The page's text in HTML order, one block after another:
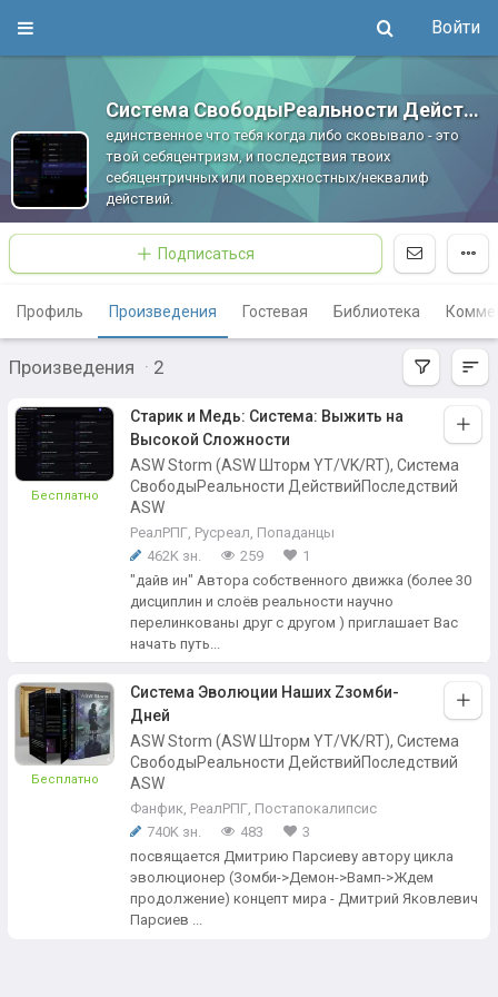
Войти
Система СвободыРеальности ДействийПоследствий ASW
единственное что тебя когда либо сковывало - это
твой себяцентризм, и последствия твоих
себяцентричных или поверхностных/неквалиф
действий.
Подписаться
Профиль Произведения Гостевая Библиотека
Произведения · 2
Бесплатно
Старик и Медь: Система: Выжить на
Высокой Сложности
ASW Storm (ASW Шторм YT/VK/RT), Система
СвободыРеальности ДействийПоследствий
ASW
РеалРПГ, Русреал, Попаданцы
462K зн.
259
1
"дайв ин" Автора собственного движка (более 30
дисциплин и слоёв реальности научно
перелинкованы друг с другом ) приглашает Вас
начать путь...
Бесплатно
Система Эволюции Наших Zзомби-
Дней
ASW Storm (ASW Шторм YT/VK/RT), Система
СвободыРеальности ДействийПоследствий
ASW
Фанфик, РеалРПГ, Постапокалипсис
740K зн.
483
3
посвящается Дмитрию Парсиеву автору цикла
эволюционер (Зомби->Демон->Вамп->Ждем
продолжение) концепт мира - Дмитрий Яковлевич
Парсиев ...